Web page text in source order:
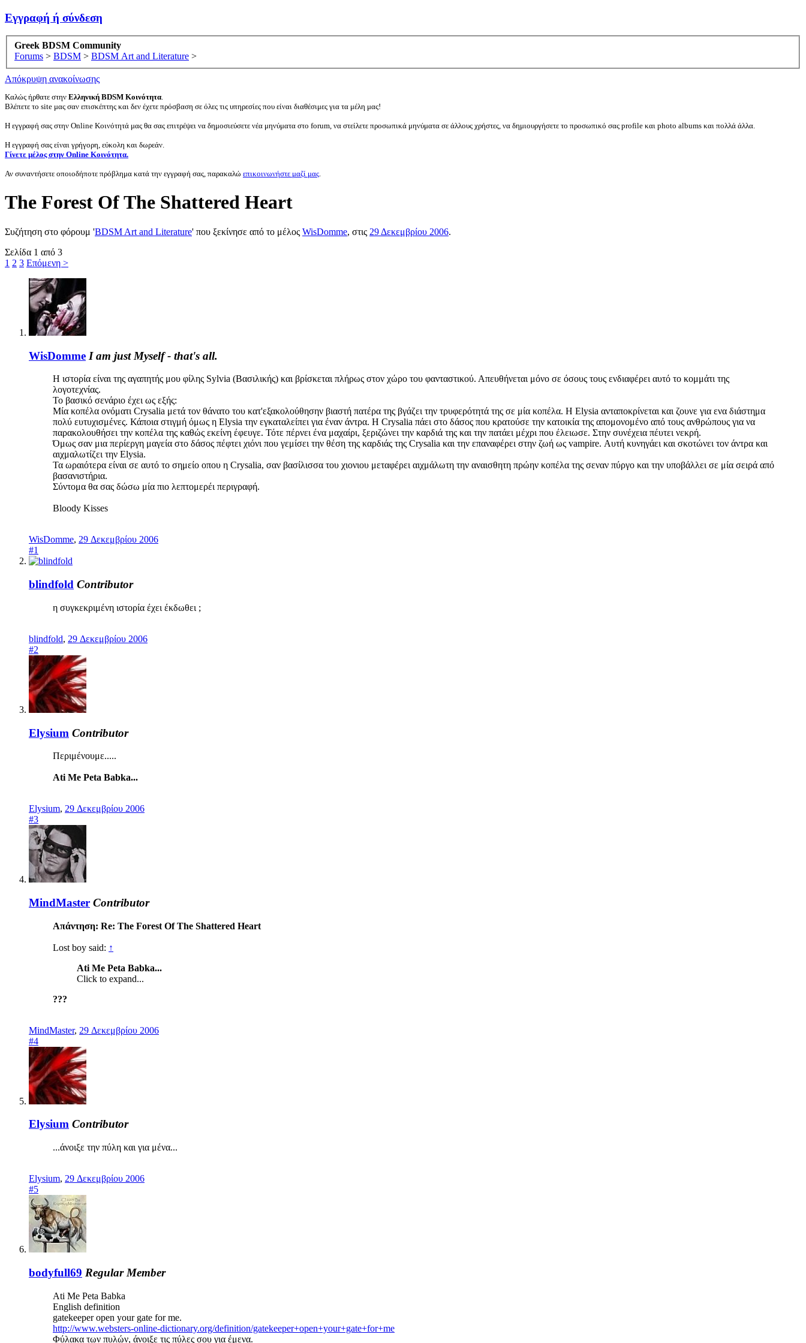
Εγγραφή ή σύνδεση
Greek BDSM Community
Forums > BDSM > BDSM Art and Literature >
Απόκρυψη ανακοίνωσης
Καλώς ήρθατε στην Ελληνική BDSM Κοινότητα.
Βλέπετε το site μας σαν επισκέπτης και δεν έχετε πρόσβαση σε όλες τις υπηρεσίες που είναι διαθέσιμες για τα μέλη μας!
Η εγγραφή σας στην Online Κοινότητά μας θα σας επιτρέψει να δημοσιεύσετε νέα μηνύματα στο forum, να στείλετε προσωπικά μηνύματα σε άλλους χρήστες, να δημιουργήσετε το προσωπικό σας profile και photo albums και πολλά άλλα.
Η εγγραφή σας είναι γρήγορη, εύκολη και δωρεάν.
Γίνετε μέλος στην Online Κοινότητα.
Αν συναντήσετε οποιοδήποτε πρόβλημα κατά την εγγραφή σας, παρακαλώ επικοινωνήστε μαζί μας.
The Forest Of The Shattered Heart
Συζήτηση στο φόρουμ 'BDSM Art and Literature' που ξεκίνησε από το μέλος WisDomme, στις 29 Δεκεμβρίου 2006.
Σελίδα 1 από 3
1 2 3 Επόμενη >
WisDomme I am just Myself - that's all.
Η ιστορία είναι της αγαπητής μου φίλης Sylvia (Βασιλικής) και βρίσκεται πλήρως στον χώρο του φανταστικού. Απευθήνεται μόνο σε όσους τους ενδιαφέρει αυτό το κομμάτι της
λογοτεχνίας.
Το βασικό σενάριο έχει ως εξής:
Μία κοπέλα ονόματι Crysalia μετά τον θάνατο του κατ'εξακολούθησην βιαστή πατέρα της βγάζει την τρυφερότητά της σε μία κοπέλα. Η Elysia ανταποκρίνεται και ζουνε για ενα διάστημα
πολύ ευτυχισμένες. Κάποια στιγμή όμως η Elysia την εγκαταλείπει για έναν άντρα. Η Crysalia πάει στο δάσος που κρατούσε την κατοικία της απομονομένο από τους ανθρώπους για να
παρακολουθήσει την κοπέλα της καθώς εκείνη έφευγε. Τότε πέρνει ένα μαχαίρι, ξεριζώνει την καρδιά της και την πατάει μέχρι που έλειωσε. Στην συνέχεια πέυτει νεκρή.
Όμως σαν μια περίεργη μαγεία στο δάσος πέφτει χιόνι που γεμίσει την θέση της καρδιάς της Crysalia και την επαναφέρει στην ζωή ως vampire. Αυτή κυνηγάει και σκοτώνει τον άντρα και
αιχμαλωτίζει την Elysia.
Τα ωραιότερα είναι σε αυτό το σημείο οπου η Crysalia, σαν βασίλισσα του χιονιου μεταφέρει αιχμάλωτη την αναισθητη πρώην κοπέλα της σεναν πύργο και την υποβάλλει σε μία σειρά από
βασανιστήρια.
Σύντομα θα σας δώσω μία πιο λεπτομερέι περιγραφή.
Bloody Kisses
WisDomme, 29 Δεκεμβρίου 2006
#1
blindfold Contributor
η συγκεκριμένη ιστορία έχει έκδωθει ;
blindfold, 29 Δεκεμβρίου 2006
#2
Elysium Contributor
Περιμένουμε.....
Ati Me Peta Babka...
Elysium, 29 Δεκεμβρίου 2006
#3
MindMaster Contributor
Απάντηση: Re: The Forest Of The Shattered Heart
Lost boy said: ↑
Ati Me Peta Babka...
Click to expand...
???
MindMaster, 29 Δεκεμβρίου 2006
#4
Elysium Contributor
...άνοιξε την πύλη και για μένα...
Elysium, 29 Δεκεμβρίου 2006
#5
bodyfull69 Regular Member
Ati Me Peta Babka
Εnglish definition
gatekeeper open your gate for me.
http://www.websters-online-dictionary.org/definition/gatekeeper+open+your+gate+for+me
Φύλακα των πυλών, άνοιξε τις πύλες σου για έμενα.